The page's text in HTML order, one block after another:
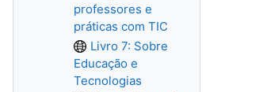
professores e
práticas com TIC
Livro 7: Sobre
Educação e
Tecnologias